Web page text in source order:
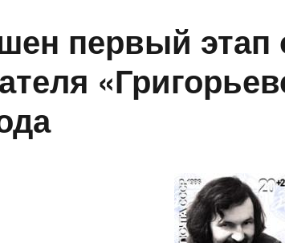
первый этап